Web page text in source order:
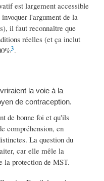
est largement accessible
l'argument de la
il faut reconnaître que
réelles (et ça inclut
3.
la voie à la
de contraception.
de bonne foi et qu'ils
compréhension, en
La question du
car elle mêle la
la protection de MST.